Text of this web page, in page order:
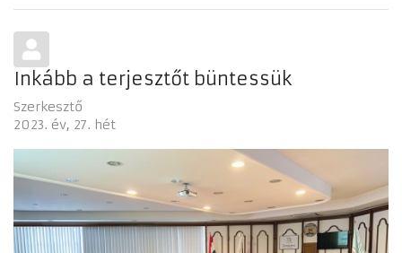
Inkább a terjesztőt büntessük
Szerkesztő
2023. év 27. hét